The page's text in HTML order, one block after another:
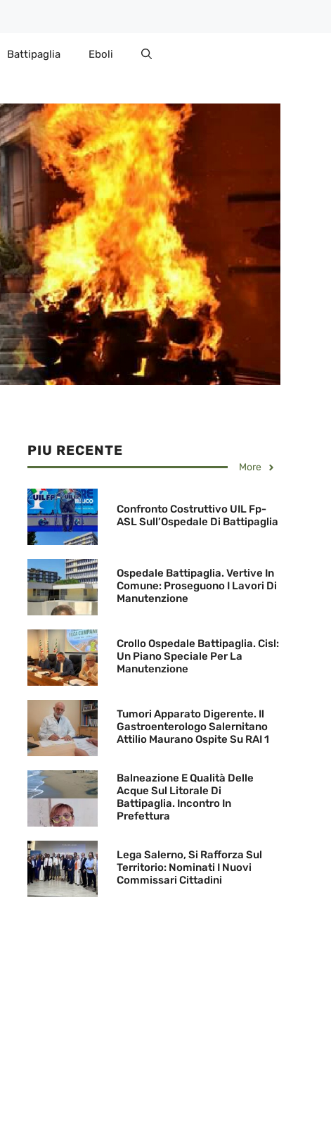
Battipaglia Eboli
PIU RECENTE
More
Confronto Costruttivo UIL Fp-
ASL Sull’Ospedale Di Battipaglia
Ospedale Battipaglia. Vertive In
Comune: Proseguono I Lavori Di
Manutenzione
Crollo Ospedale Battipaglia. Cisl:
Un Piano Speciale Per La
Manutenzione
Tumori Apparato Digerente. Il
Gastroenterologo Salernitano
Attilio Maurano Ospite Su RAI 1
Balneazione E Qualità Delle
Acque Sul Litorale Di
Battipaglia. Incontro In
Prefettura
Lega Salerno, Si Rafforza Sul
Territorio: Nominati I Nuovi
Commissari Cittadini